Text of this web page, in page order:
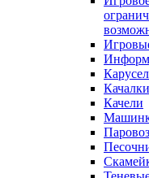
Качели